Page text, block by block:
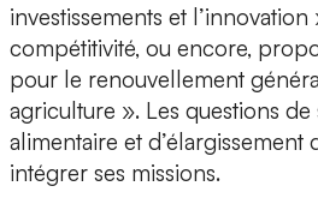
investissements et
compétitivité, ou encore,
pour le renouvellement
agriculture ». Les questions de
alimentaire et d’élargissement
intégrer ses missions.